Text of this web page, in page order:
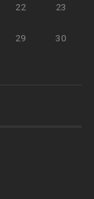
22 23
29 30